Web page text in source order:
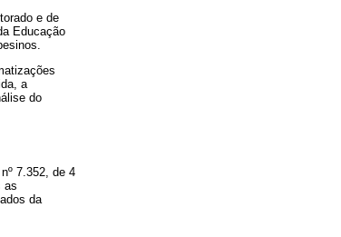
e de
Educação
a
do
7.352, de 4
as
da